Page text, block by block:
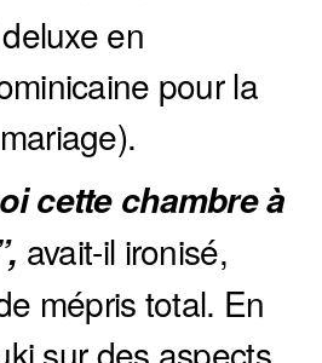
en
pour la
cette chambre à
avait-il ironisé,
mépris total. En
sur des aspects